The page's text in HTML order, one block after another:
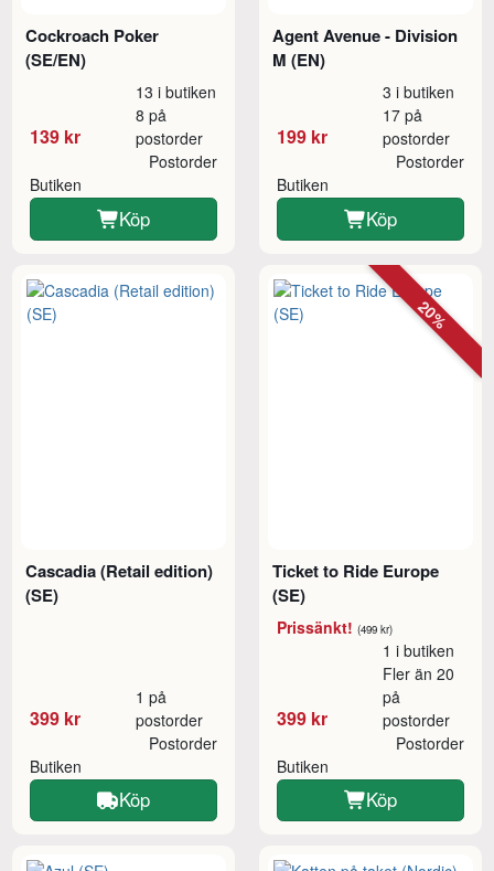
Cockroach Poker
(SE/EN)
139 kr
13 i butiken
8 på
postorder
Butiken
Postorder
Köp
Agent Avenue - Division
M (EN)
199 kr
3 i butiken
17 på
postorder
Butiken
Postorder
Köp
Cascadia (Retail edition)
(SE)
399 kr
1 på
postorder
Butiken
Postorder
Köp
Ticket to Ride Europe
(SE)
Prissänkt! (499 kr)
399 kr
1 i butiken
Fler än 20
på
postorder
Butiken
Postorder
Köp
20%